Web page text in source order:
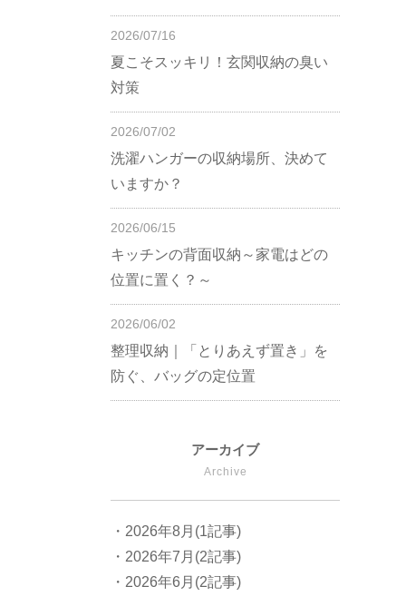
2026/07/16
夏こそスッキリ！玄関収納の臭い
対策
2026/07/02
洗濯ハンガーの収納場所、決めて
いますか？
2026/06/15
キッチンの背面収納～家電はどの
位置に置く？～
2026/06/02
整理収納｜「とりあえず置き」を
防ぐ、バッグの定位置
アーカイブ
Archive
・2026年8月(1記事)
・2026年7月(2記事)
・2026年6月(2記事)